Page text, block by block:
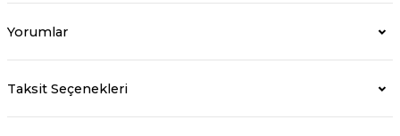
Yorumlar
Taksit Seçenekleri